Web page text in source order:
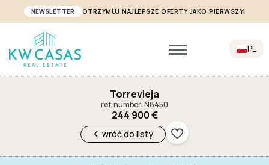
NEWSLETTER OTRZYMUJ NAJLEPSZE OFERTY JAKO PIERWSZY!
PL
Torrevieja
ref. number: N8450
244 900 €
wróć do listy